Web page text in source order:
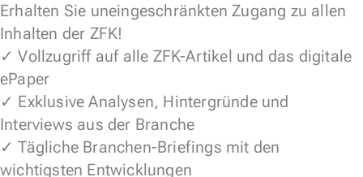
Erhalten Sie uneingeschränkten Zugang zu allen
Inhalten der ZFK!
✓ Vollzugriff auf alle ZFK-Artikel und das digitale
ePaper
✓ Exklusive Analysen, Hintergründe und
Interviews aus der Branche
✓ Tägliche Branchen-Briefings mit den
wichtigsten Entwicklungen